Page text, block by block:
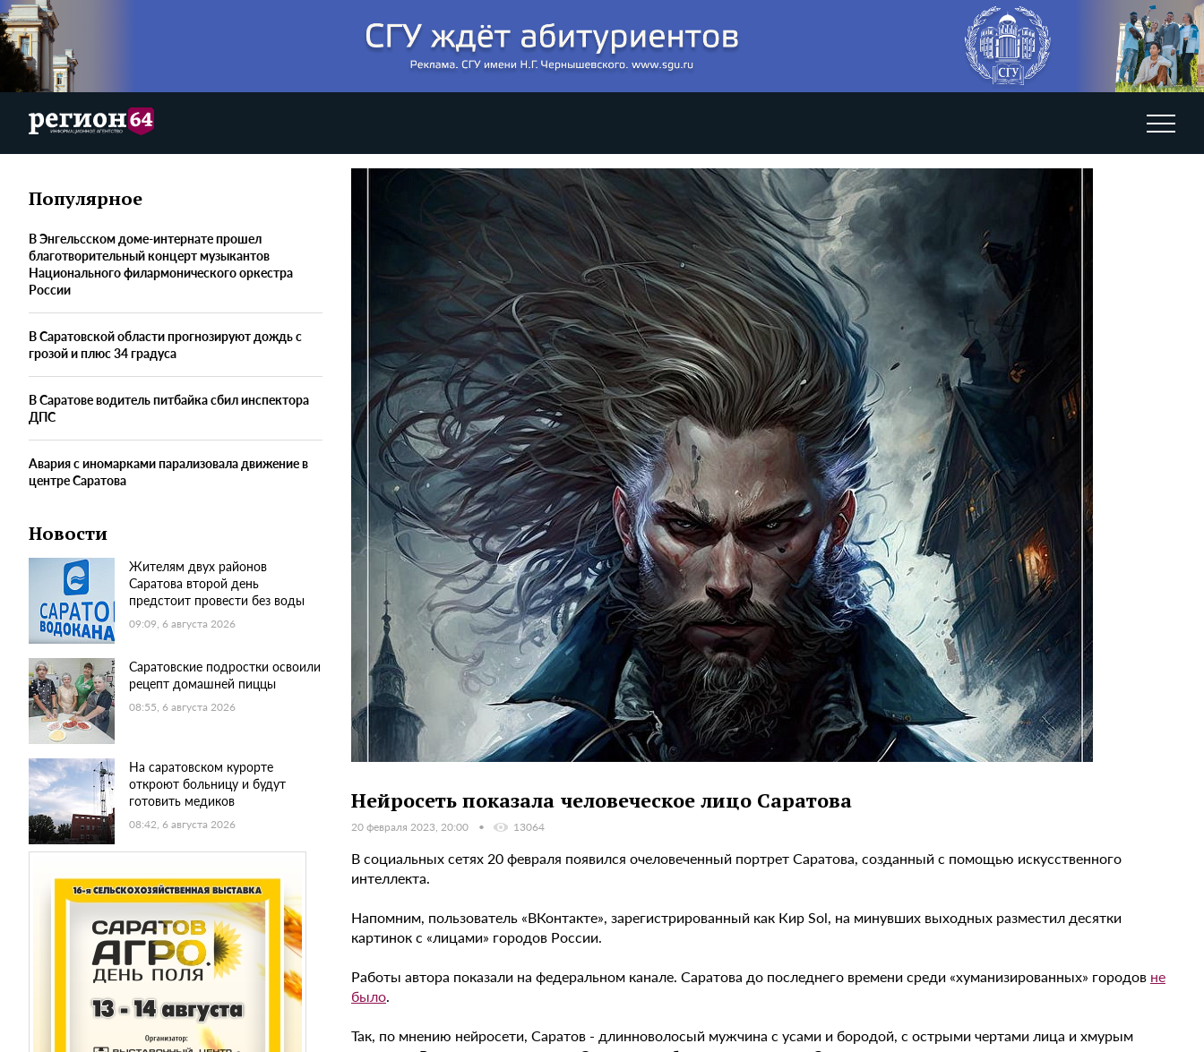
Популярное
В Энгельсском доме-интернате прошел
благотворительный концерт музыкантов
Национального филармонического оркестра
России
В Саратовской области прогнозируют дождь с
грозой и плюс 34 градуса
В Саратове водитель питбайка сбил инспектора
ДПС
Авария с иномарками парализовала движение в
центре Саратова
Новости
Жителям двух районов
Саратова второй день
предстоит провести без воды
09:09, 6 августа 2026
Саратовские подростки освоили
рецепт домашней пиццы
08:55, 6 августа 2026
На саратовском курорте
откроют больницу и будут
готовить медиков
08:42, 6 августа 2026
Нейросеть показала человеческое лицо Саратова
20 февраля 2023, 20:00 13064
В социальных сетях 20 февраля появился очеловеченный портрет Саратова, созданный с помощью искусственного
интеллекта.
Напомним, пользователь «ВКонтакте», зарегистрированный как Кир Sol, на минувших выходных разместил десятки
картинок с «лицами» городов России.
Работы автора показали на федеральном канале. Саратова до последнего времени среди «хуманизированных» городов не
было.
Так, по мнению нейросети, Саратов - длинноволосый мужчина с усами и бородой, с острыми чертами лица и хмурым